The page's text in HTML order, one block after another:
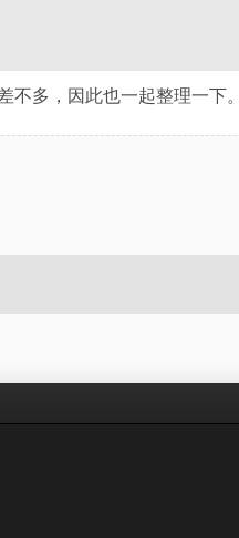
多，因此也一起整理一下。